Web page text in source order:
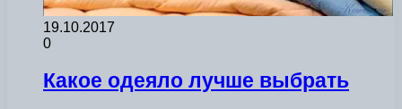
19.10.2017
0
Какое одеяло лучше выбрать